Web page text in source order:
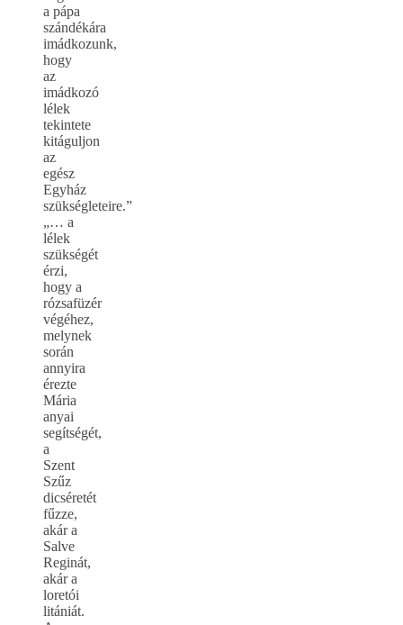
a pápa
szándékára
imádkozunk,
hogy
az
imádkozó
lélek
tekintete
kitáguljon
az
egész
Egyház
szükségleteire.”
„… a
lélek
szükségét
érzi,
hogy a
rózsafüzér
végéhez,
melynek
során
annyira
érezte
Mária
anyai
segítségét,
a
Szent
Szűz
dicséretét
fűzze,
akár a
Salve
Reginát,
akár a
loretói
litániát.